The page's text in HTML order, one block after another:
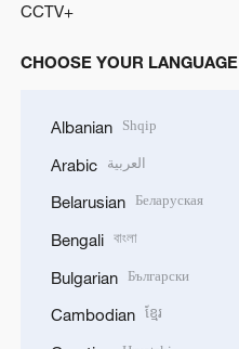
CCTV+
CHOOSE YOUR LANGUAGE
Albanian Shqip
Arabic العربية
Belarusian Беларуская
Bengali বাংলা
Bulgarian Български
Cambodian ខ្មែរ